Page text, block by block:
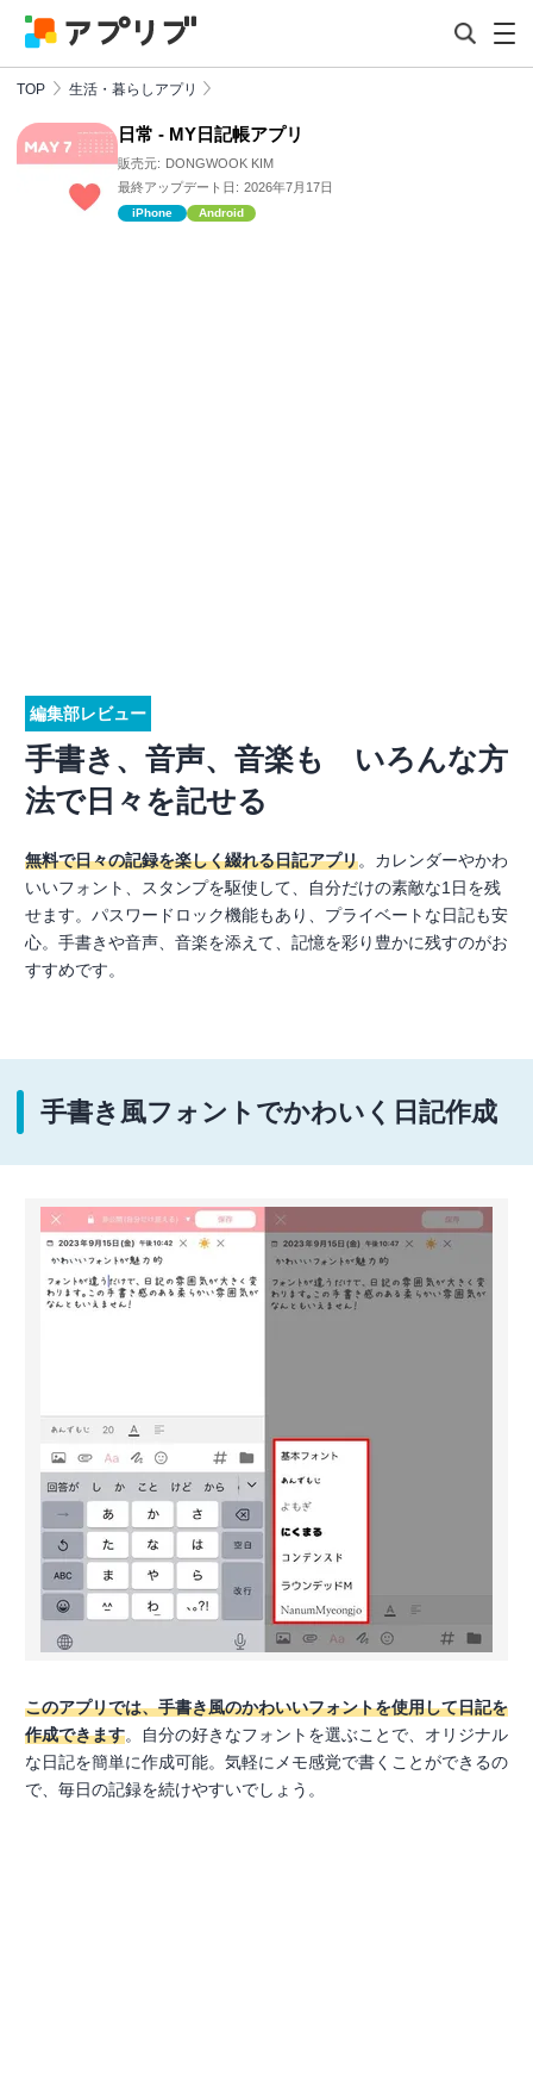
TOP 生活・暮らしアプリ
日常 - MY日記帳アプリ
販売元: DONGWOOK KIM
最終アップデート日: 2026年7月17日
iPhone Android
編集部レビュー
手書き、音声、音楽も いろんな方
法で日々を記せる
無料で日々の記録を楽しく綴れる日記アプリ。カレンダーやかわ
いいフォント、スタンプを駆使して、自分だけの素敵な1日を残
せます。パスワードロック機能もあり、プライベートな日記も安
心。手書きや音声、音楽を添えて、記憶を彩り豊かに残すのがお
すすめです。
手書き風フォントでかわいく日記作成
このアプリでは、手書き風のかわいいフォントを使用して日記を
作成できます。自分の好きなフォントを選ぶことで、オリジナル
な日記を簡単に作成可能。気軽にメモ感覚で書くことができるの
で、毎日の記録を続けやすいでしょう。